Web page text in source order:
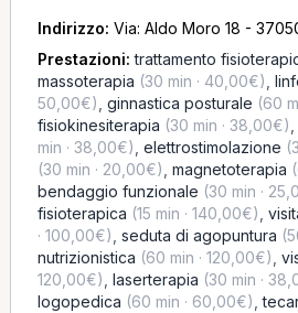
Indirizzo: Via: Aldo Moro 18 -
Prestazioni:trattamento
massoterapia (30 min · 40,00€)
50,00€) ginnastica posturale (60
fisiokinesiterapia (30 min · 38,00€)
min · 38,00€) elettrostimolazione
(30 min · 20,00€) magnetoterapia
bendaggio funzionale (30 min ·
fisioterapica (15 min · 140,00€)
· 100,00€) seduta di agopuntura
nutrizionistica (60 min · 120,00€)
120,00€) laserterapia (30 min ·
logopedica (60 min · 60,00€) ,